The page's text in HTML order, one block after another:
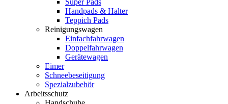
Super Pads
Handpads & Halter
Teppich Pads
Reinigungswagen
Einfachfahrwagen
Doppelfahrwagen
Gerätewagen
Eimer
Schneebeseitigung
Spezialzubehör
Arbeitsschutz